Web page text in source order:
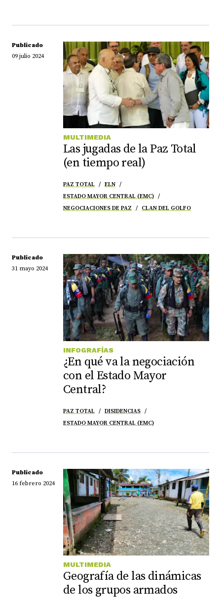
Publicado
09 julio 2024
MULTIMEDIA
Las jugadas de la Paz Total
(en tiempo real)
PAZ TOTAL
ELN
ESTADO MAYOR CENTRAL (EMC)
NEGOCIACIONES DE PAZ
CLAN DEL GOLFO
Publicado
31 mayo 2024
INFOGRAFÍAS
¿En qué va la negociación
con el Estado Mayor
Central?
PAZ TOTAL
DISIDENCIAS
ESTADO MAYOR CENTRAL (EMC)
Publicado
16 febrero 2024
MULTIMEDIA
Geografía de las dinámicas
de los grupos armados